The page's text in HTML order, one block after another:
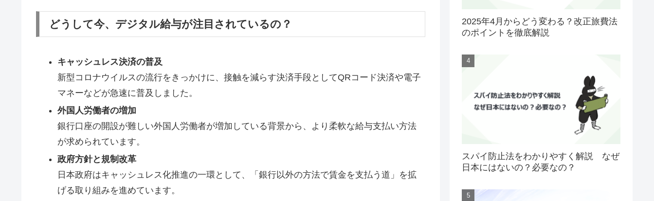
どうして今、デジタル給与が注目されているの？
キャッシュレス決済の普及
新型コロナウイルスの流行をきっかけに、接触を減らす決済手段としてQRコード決済や電子
マネーなどが急速に普及しました。
外国人労働者の増加
銀行口座の開設が難しい外国人労働者が増加している背景から、より柔軟な給与支払い方法
が求められています。
政府方針と規制改革
日本政府はキャッシュレス化推進の一環として、「銀行以外の方法で賃金を支払う道」を拡
げる取り組みを進めています。
2025年4月からどう変わる？改正旅費法
のポイントを徹底解説
スパイ防止法をわかりやすく解説 なぜ
日本にはないの？必要なの？